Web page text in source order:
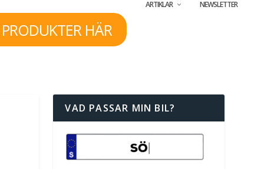
HÄR
ARTIKLAR NEWSLETTER
VAD PASSAR MIN BIL?